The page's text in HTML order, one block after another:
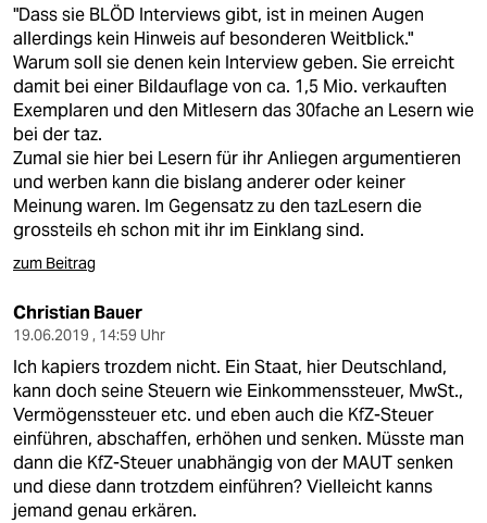
abo
genossenschaft
epaper login
"Dass sie BLÖD Interviews gibt, ist in meinen Augen
allerdings kein Hinweis auf besonderen Weitblick."
Warum soll sie denen kein Interview geben. Sie erreicht
damit bei einer Bildauflage von ca. 1,5 Mio. verkauften
Exemplaren und den Mitlesern das 30fache an Lesern wie
bei der taz.
Zumal sie hier bei Lesern für ihr Anliegen argumentieren
und werben kann die bislang anderer oder keiner
Meinung waren. Im Gegensatz zu den tazLesern die
grossteils eh schon mit ihr im Einklang sind.
zum Beitrag
Christian Bauer
19.06.2019 , 14:59 Uhr
Ich kapiers trozdem nicht. Ein Staat, hier Deutschland,
kann doch seine Steuern wie Einkommenssteuer, MwSt.,
Vermögenssteuer etc. und eben auch die KfZ-Steuer
einführen, abschaffen, erhöhen und senken. Müsste man
dann die KfZ-Steuer unabhängig von der MAUT senken
und diese dann trotzdem einführen? Vielleicht kanns
jemand genau erkären.